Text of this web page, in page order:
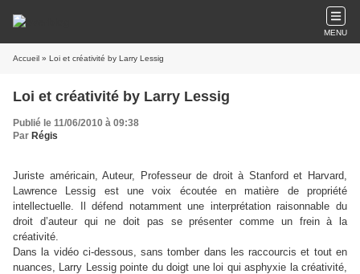
MENU
Accueil » Loi et créativité by Larry Lessig
Loi et créativité by Larry Lessig
Publié le 11/06/2010 à 09:38
Par Régis
Juriste américain, Auteur, Professeur de droit à Stanford et Harvard,
Lawrence Lessig est une voix écoutée en matière de propriété
intellectuelle. Il défend notamment une interprétation raisonnable du
droit d’auteur qui ne doit pas se présenter comme un frein à la
créativité.
Dans la vidéo ci-dessous, sans tomber dans les raccourcis et tout en
nuances, Larry Lessig pointe du doigt une loi qui asphyxie la créativité,